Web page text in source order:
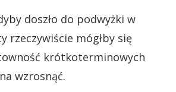
doszło do podwyżki w
rzeczywiście mógłby się
krótkoterminowych
wzrosnąć.